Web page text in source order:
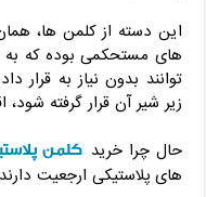
این دسته از کلمن ها،
های مستحکمی بوده که به
توانند بدون نیاز به قرار
زیر شیر آن قرار گرفته شود،
حال چرا خرید کلمن
های پلاستیکی ارجعیت